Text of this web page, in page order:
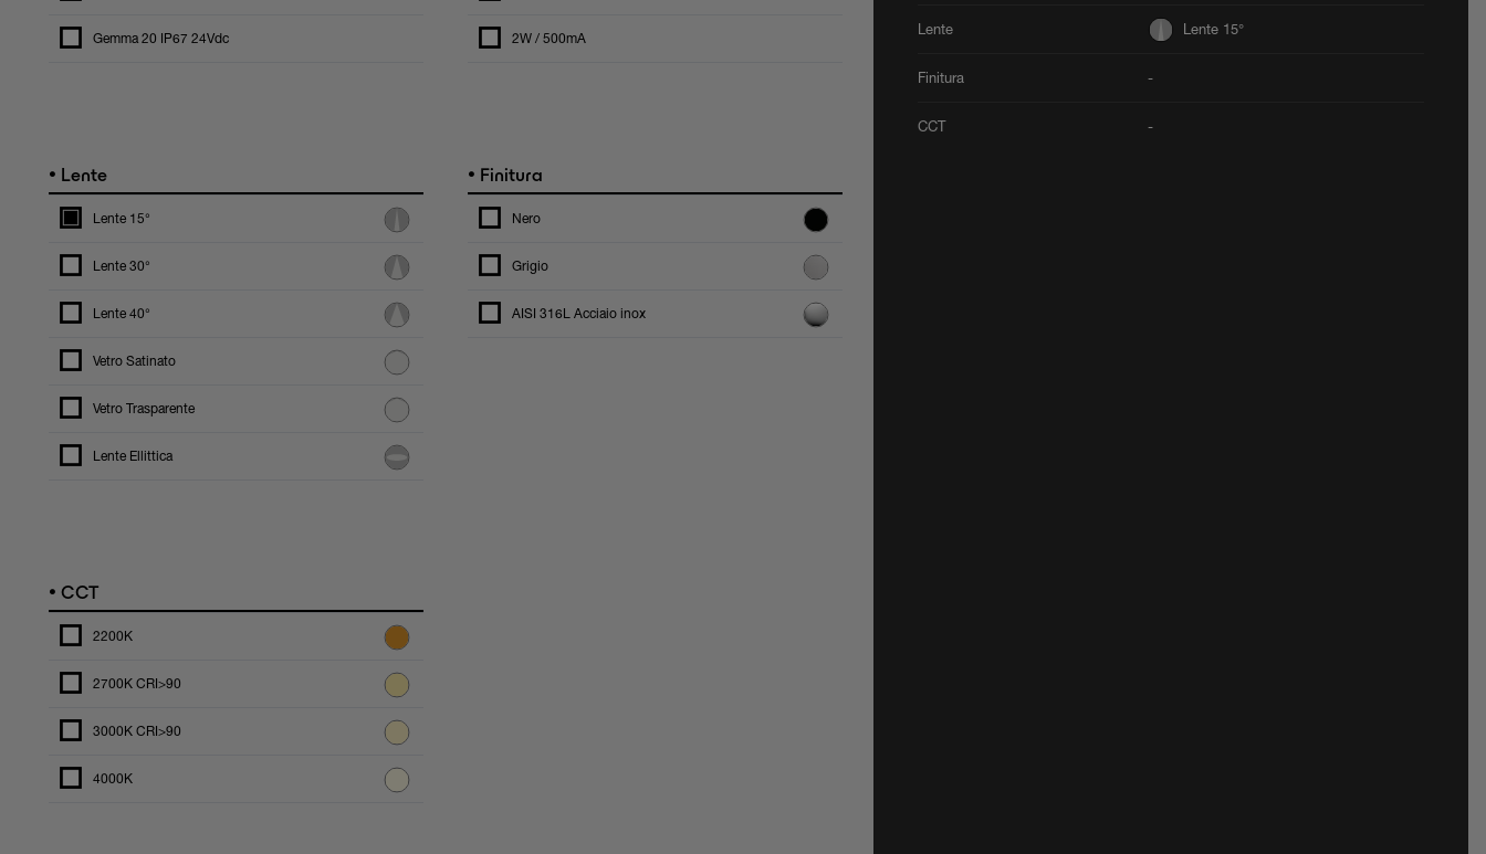
Gemma 20 IP67 24Vdc 2W / 500mA
• Lente
Lente 15°
Lente 30°
Lente 40°
Vetro Satinato
Vetro Trasparente
Lente Ellittica
• Finitura
Nero
Grigio
AISI 316L Acciaio inox
• CCT
2200K
2700K CRI>90
3000K CRI>90
4000K
Lente Lente 15°
Finitura -
CCT -